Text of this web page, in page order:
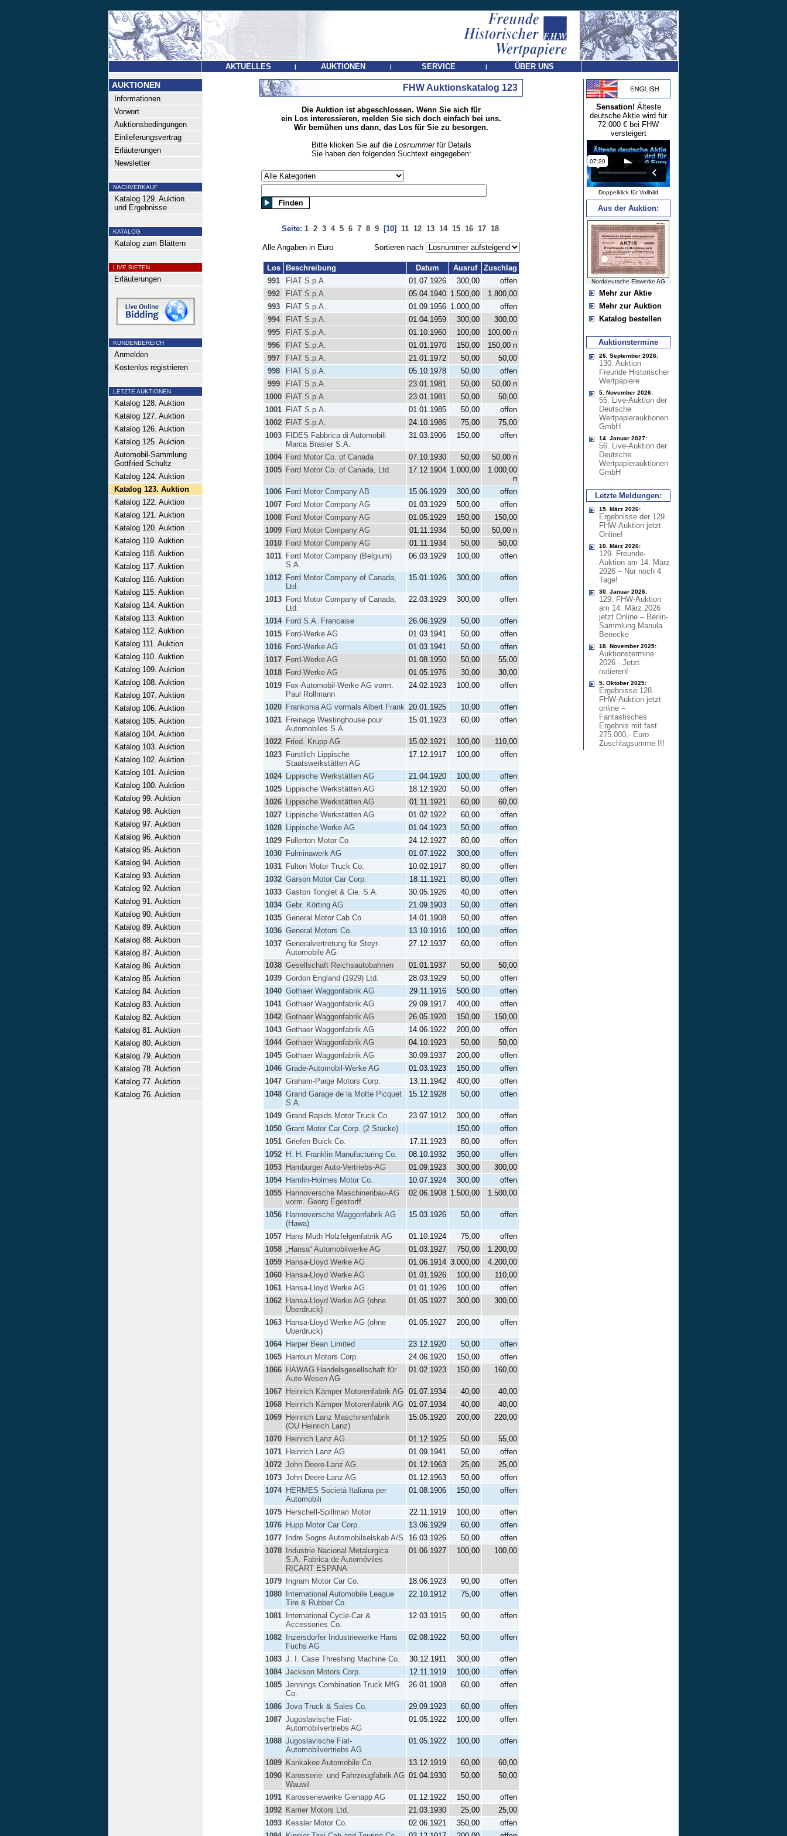
AKTUELLES | AUKTIONEN | SERVICE | ÜBER UNS
AUKTIONEN
Informationen
Vorwort
Auktionsbedingungen
Einlieferungsvertrag
Erläuterungen
Newsletter
NACHVERKAUF
Katalog 129. Auktion
und Ergebnisse
KATALOG
Katalog zum Blättern
LIVE BIETEN
Erläuterungen
KUNDENBEREICH
Anmelden
Kostenlos registrieren
LETZTE AUKTIONEN
Katalog 128. Auktion
Katalog 127. Auktion
Katalog 126. Auktion
Katalog 125. Auktion
Automobil-Sammlung
Gottfried Schultz
Katalog 124. Auktion
Katalog 123. Auktion
Katalog 122. Auktion
Katalog 121. Auktion
Katalog 120. Auktion
Katalog 119. Auktion
Katalog 118. Auktion
Katalog 117. Auktion
Katalog 116. Auktion
Katalog 115. Auktion
Katalog 114. Auktion
Katalog 113. Auktion
Katalog 112. Auktion
Katalog 111. Auktion
Katalog 110. Auktion
Katalog 109. Auktion
Katalog 108. Auktion
Katalog 107. Auktion
Katalog 106. Auktion
Katalog 105. Auktion
Katalog 104. Auktion
Katalog 103. Auktion
Katalog 102. Auktion
Katalog 101. Auktion
Katalog 100. Auktion
Katalog 99. Auktion
Katalog 98. Auktion
Katalog 97. Auktion
Katalog 96. Auktion
Katalog 95. Auktion
Katalog 94. Auktion
Katalog 93. Auktion
Katalog 92. Auktion
Katalog 91. Auktion
Katalog 90. Auktion
Katalog 89. Auktion
Katalog 88. Auktion
Katalog 87. Auktion
Katalog 86. Auktion
Katalog 85. Auktion
Katalog 84. Auktion
Katalog 83. Auktion
Katalog 82. Auktion
Katalog 81. Auktion
Katalog 80. Auktion
Katalog 79. Auktion
Katalog 78. Auktion
Katalog 77. Auktion
Katalog 76. Auktion
FHW Auktionskatalog 123
Die Auktion ist abgeschlossen. Wenn Sie sich für
ein Los interessieren, melden Sie sich doch einfach bei uns.
Wir bemühen uns dann, das Los für Sie zu besorgen.
Bitte klicken Sie auf die Losnummerfür Details
Sie haben den folgenden Suchtext eingegeben:
Seite: 1 2 3 4 5 6 7 8 9 [10] 11 12 13 14 15 16 17 18
Alle Angaben in Euro Sortieren nach
Los Beschreibung Datum Ausruf
Zuschlag
991
FIAT S.p.A. 01.07.1926 300,00
offen
992
FIAT S.p.A. 05.04.1940 1.500,00
1.800,00
993
FIAT S.p.A. 01.09.1956 1.000,00
offen
994
FIAT S.p.A. 01.04.1959 300,00
300,00
995
FIAT S.p.A. 01.10.1960 100,00
100,00 n
996
FIAT S.p.A. 01.01.1970 150,00
150,00 n
997
FIAT S.p.A. 21.01.1972 50,00
50,00
998
FIAT S.p.A. 05.10.1978 50,00
offen
999
FIAT S.p.A. 23.01.1981 50,00
50,00 n
1000 FIAT S.p.A. 23.01.1981 50,00
50,00
1001 FIAT S.p.A. 01.01.1985 50,00
offen
1002 FIAT S.p.A. 24.10.1986 75,00
75,00
1003 FIDES Fabbrica di Automobili
Marca Brasier S.A.
31.03.1906 150,00 offen
1004 Ford Motor Co. of Canada 07.10.1930 50,00
50,00 n
1005 Ford Motor Co. of Canada, Ltd. 17.12.1904 1.000,00
1.000,00
n
1006 Ford Motor Company AB 15.06.1929 300,00
offen
1007 Ford Motor Company AG 01.03.1929 500,00
offen
1008 Ford Motor Company AG 01.05.1929 150,00
150,00
1009 Ford Motor Company AG 01.11.1934 50,00
50,00 n
1010 Ford Motor Company AG 01.11.1934 50,00
50,00
1011
Ford Motor Company (Belgium)
S.A.
06.03.1929 100,00 offen
1012 Ford Motor Company of Canada,
Ltd.
15.01.1926 300,00 offen
1013 Ford Motor Company of Canada,
Ltd.
22.03.1929 300,00 offen
1014 Ford S.A. Francaise 26.06.1929 50,00
offen
1015 Ford-Werke AG 01.03.1941 50,00
offen
1016 Ford-Werke AG 01.03.1941 50,00
offen
1017 Ford-Werke AG 01.08.1950 50,00
55,00
1018 Ford-Werke AG 01.05.1976 30,00
30,00
1019 Fox-Automobil-Werke AG vorm.
Paul Rollmann
24.02.1923 100,00 offen
1020 Frankonia AG vormals Albert Frank 20.01.1925 10,00
offen
1021 Freinage Westinghouse pour
Automobiles S.A.
15.01.1923 60,00 offen
1022 Fried. Krupp AG 15.02.1921 100,00
110,00
1023 Fürstlich Lippische
Staatswerkstätten AG
17.12.1917 100,00 offen
1024 Lippische Werkstätten AG 21.04.1920 100,00
offen
1025 Lippische Werkstätten AG 18.12.1920 50,00
offen
1026 Lippische Werkstätten AG 01.11.1921 60,00
60,00
1027 Lippische Werkstätten AG 01.02.1922 60,00
offen
1028 Lippische Werke AG 01.04.1923 50,00
offen
1029 Fullerton Motor Co. 24.12.1927 80,00
offen
1030 Fulminawerk AG 01.07.1922 300,00
offen
1031 Fulton Motor Truck Co. 10.02.1917 80,00
offen
1032 Garson Motor Car Corp. 18.11.1921 80,00
offen
1033 Gaston Tonglet & Cie. S.A. 30.05.1926 40,00
offen
1034 Gebr. Körting AG 21.09.1903 50,00
offen
1035 General Motor Cab Co. 14.01.1908 50,00
offen
1036 General Motors Co. 13.10.1916 100,00
offen
1037 Generalvertretung für Steyr-
Automobile AG
27.12.1937 60,00 offen
1038 Gesellschaft Reichsautobahnen 01.01.1937 50,00
50,00
1039 Gordon England (1929) Ltd. 28.03.1929 50,00
offen
1040 Gothaer Waggonfabrik AG 29.11.1916 500,00
offen
1041 Gothaer Waggonfabrik AG 29.09.1917 400,00
offen
1042 Gothaer Waggonfabrik AG 26.05.1920 150,00
150,00
1043 Gothaer Waggonfabrik AG 14.06.1922 200,00
offen
1044 Gothaer Waggonfabrik AG 04.10.1923 50,00
50,00
1045 Gothaer Waggonfabrik AG 30.09.1937 200,00
offen
1046 Grade-Automobil-Werke AG 01.03.1923 150,00
offen
1047 Graham-Paige Motors Corp. 13.11.1942 400,00
offen
1048 Grand Garage de la Motte Picquet
S.A.
15.12.1928 50,00 offen
1049 Grand Rapids Motor Truck Co. 23.07.1912 300,00
offen
1050 Grant Motor Car Corp. (2 Stücke) 150,00
offen
1051 Griefen Buick Co. 17.11.1923 80,00
offen
1052 H. H. Franklin Manufacturing Co. 08.10.1932 350,00
offen
1053 Hamburger Auto-Vertriebs-AG 01.09.1923 300,00
300,00
1054 Hamlin-Holmes Motor Co. 10.07.1924 300,00
offen
1055 Hannoversche Maschinenbau-AG
vorm. Georg Egestorff
02.06.1908 1.500,00 1.500,00
1056 Hannoversche Waggonfabrik AG
(Hawa)
15.03.1926 50,00 offen
1057 Hans Muth Holzfelgenfabrik AG 01.10.1924 75,00
offen
1058 „Hansa“ Automobilwerke AG 01.03.1927 750,00
1.200,00
1059 Hansa-Lloyd Werke AG 01.06.1914 3.000,00
4.200,00
1060 Hansa-Lloyd Werke AG 01.01.1926 100,00
110,00
1061 Hansa-Lloyd Werke AG 01.01.1926 100,00
offen
1062 Hansa-Lloyd Werke AG (ohne
Überdruck)
01.05.1927 300,00 300,00
1063 Hansa-Lloyd Werke AG (ohne
Überdruck)
01.05.1927 200,00 offen
1064 Harper Bean Limited 23.12.1920 50,00
offen
1065 Harroun Motors Corp. 24.06.1920 150,00
offen
1066 HAWAG Handelsgesellschaft für
Auto-Wesen AG
01.02.1923 150,00 160,00
1067 Heinrich Kämper Motorenfabrik AG 01.07.1934 40,00
40,00
1068 Heinrich Kämper Motorenfabrik AG 01.07.1934 40,00
40,00
1069 Heinrich Lanz Maschinenfabrik
(OU Heinrich Lanz)
15.05.1920 200,00 220,00
1070 Heinrich Lanz AG 01.12.1925 50,00
55,00
1071 Heinrich Lanz AG 01.09.1941 50,00
offen
1072 John Deere-Lanz AG 01.12.1963 25,00
25,00
1073 John Deere-Lanz AG 01.12.1963 50,00
offen
1074 HERMES Società Italiana per
Automobili
01.08.1906 150,00 offen
1075 Herschell-Spillman Motor 22.11.1919 100,00
offen
1076 Hupp Motor Car Corp. 13.06.1929 60,00
offen
1077
Indre Sogns Automobilselskab A/S 16.03.1926 50,00
offen
1078
Industrie Nacional Metalurgica
S.A. Fabrica de Automóviles
RICART ESPANA
01.06.1927 100,00 100,00
1079 Ingram Motor Car Co. 18.06.1923 90,00
offen
1080
International Automobile League
Tire & Rubber Co.
22.10.1912 75,00 offen
1081
International Cycle-Car &
Accessories Co.
12.03.1915 90,00 offen
1082
Inzersdorfer Industriewerke Hans
Fuchs AG
02.08.1922 50,00 offen
1083 J. I. Case Threshing Machine Co. 30.12.1911 300,00
offen
1084 Jackson Motors Corp. 12.11.1919 100,00
offen
1085 Jennings Combination Truck MfG.
Co.
26.01.1908 60,00 offen
1086 Jova Truck & Sales Co. 29.09.1923 60,00
offen
1087 Jugoslavische Fiat-
Automobilvertriebs AG
01.05.1922 100,00 offen
1088 Jugoslavische Fiat-
Automobilvertriebs AG
01.05.1922 100,00 offen
1089 Kankakee Automobile Co. 13.12.1919 60,00
60,00
1090 Karosserie- und Fahrzeugfabrik AG
Wauwil
01.04.1930 50,00 50,00
1091 Karosseriewerke Gienapp AG 01.12.1922 150,00
offen
1092 Karrier Motors Ltd. 21.03.1930 25,00
25,00
1093 Kessler Motor Co. 02.06.1921 350,00
offen
Sensation! Älteste
deutsche Aktie wird für
72.000 € bei FHW
versteigert
Doppelklick für Vollbild
Aus der Auktion:
Norddeutsche Eiswerke AG
Mehr zur Aktie
Mehr zur Auktion
Katalog bestellen
Auktionstermine
26. September 2026:
130. Auktion
Freunde Historischer
Wertpapiere
5. November 2026:
55. Live-Auktion der
Deutsche
Wertpapierauktionen
GmbH
14. Januar 2027:
56. Live-Auktion der
Deutsche
Wertpapierauktionen
GmbH
Letzte Meldungen:
15. März 2026:
Ergebnisse der 129.
FHW-Auktion jetzt
Online!
10. März 2026:
129. Freunde-
Auktion am 14. März
2026 – Nur noch 4
Tage!
30. Januar 2026:
129. FHW-Auktion
am 14. März 2026
jetzt Online – Berlin-
Sammlung Manula
Benecke
18. November 2025:
Auktionstermine
2026 - Jetzt
notieren!
5. Oktober 2025:
Ergebnisse 128.
FHW-Auktion jetzt
online –
Fantastisches
Ergebnis mit fast
275.000,- Euro
Zuschlagsumme !!!